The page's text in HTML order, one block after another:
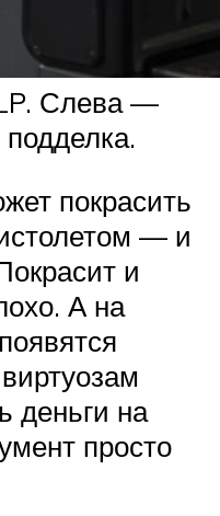
Слева —
покрасить
— и
и
А на
деньги на
просто